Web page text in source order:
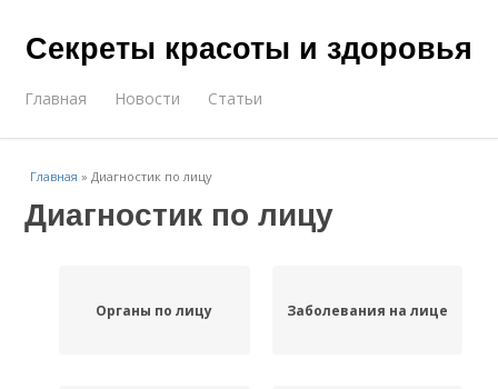
Секреты красоты и здоровья
Главная Новости Статьи
Главная »Диагностик по лицу
Диагностик по лицу
Органы по лицу Заболевания на лице